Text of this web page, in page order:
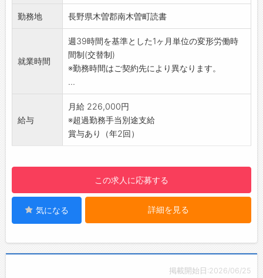
した際の対応
(3)保守点検
ィ機器を定期的にチェックします。万一異常が
ある場合は、修理・交換を行います。
ーーーーーーーーーーーーーーーーー
入社時はもちろん、定期的な研修でしっかりバ
ックアップします。
警備経験や知識がない方も業務は、マニュアル
きましょう。
【仕事のやりがい】
堅苦しいイメージの警備業ですが、現場では人
との触れ合いもあり、感謝の言葉をいただける
等やりがいを感じられます。安全・安心を支え
きるお仕事です。
勤務地 長野県木曽郡南木曽町読書
就業時間
週39時間を基準とした1ヶ月単位の変形労働時
間制(交替制)
※勤務時間はご契約先により異なります。
...
給与
月給 226,000円
※超過勤務手当別途支給
賞与あり（年2回）
この求人に応募する
気になる 詳細を見る
掲載開始日:2026/06/25